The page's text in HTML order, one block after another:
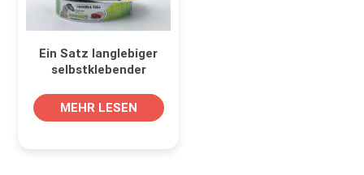
Ein Satz langlebiger
selbstklebender
Tierfutterverpackungen
MEHR LESEN